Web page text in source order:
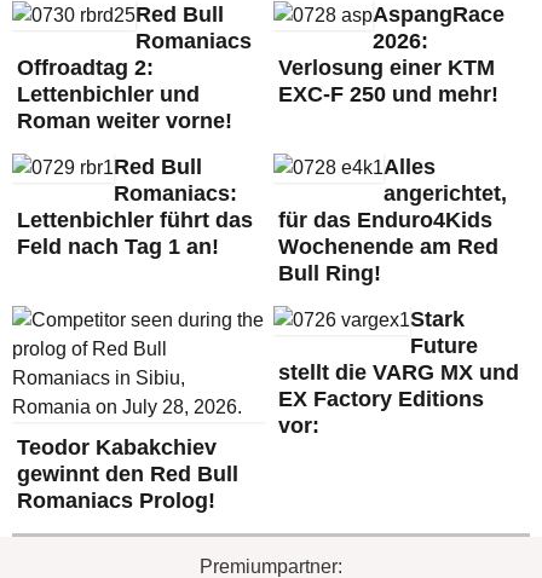
Red Bull
Romaniacs
Offroadtag 2:
Lettenbichler und
Roman weiter vorne!
AspangRace
2026:
Verlosung einer KTM
EXC-F 250 und mehr!
Red Bull
Romaniacs:
Lettenbichler führt das
Feld nach Tag 1 an!
Alles
angerichtet,
für das Enduro4Kids
Wochenende am Red
Bull Ring!
Teodor Kabakchiev
gewinnt den Red Bull
Romaniacs Prolog!
Stark
Future
stellt die VARG MX und
EX Factory Editions
vor:
Premiumpartner: